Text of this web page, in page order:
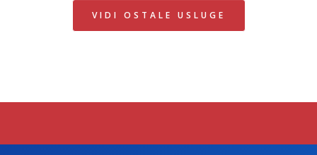
VIDI OSTALE USLUGE